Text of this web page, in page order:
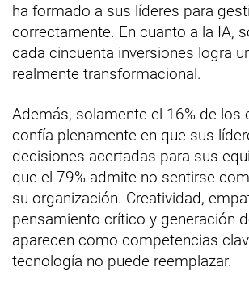
ha formado a sus líderes para
correctamente. En cuanto a la IA,
cada cincuenta inversiones logra
realmente transformacional.
Además, solamente el 16% de los
confía plenamente en que sus
decisiones acertadas para sus
que el 79% admite no sentirse
su organización. Creatividad,
pensamiento crítico y generación
aparecen como competencias
tecnología no puede reemplazar.